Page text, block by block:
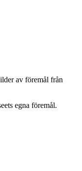
av föremål från